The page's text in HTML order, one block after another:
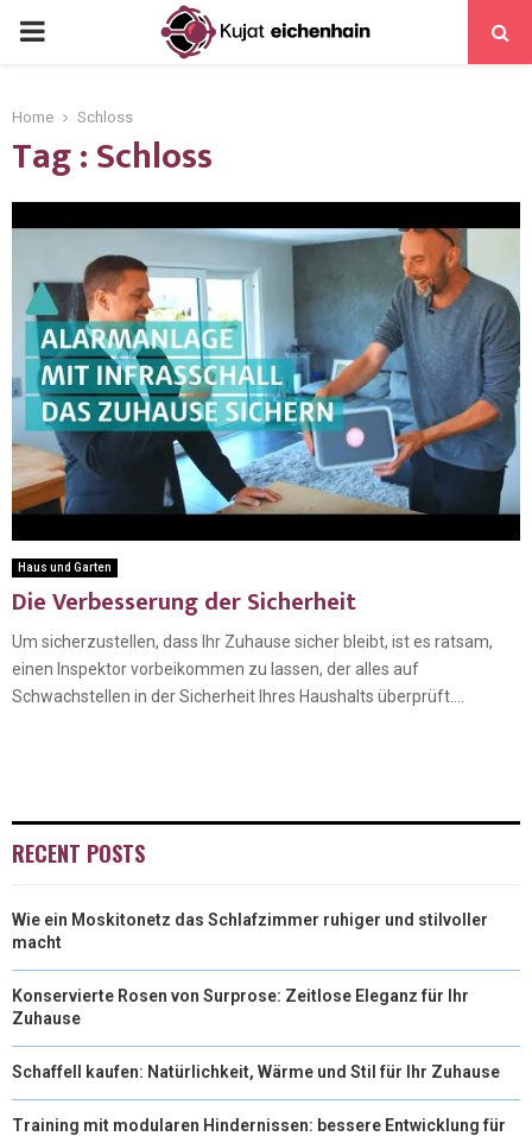
Home Schloss
Tag : Schloss
Haus und Garten
Die Verbesserung der Sicherheit
Um sicherzustellen, dass Ihr Zuhause sicher bleibt, ist es ratsam,
einen Inspektor vorbeikommen zu lassen, der alles auf
Schwachstellen in der Sicherheit Ihres Haushalts überprüft....
RECENT POSTS
Wie ein Moskitonetz das Schlafzimmer ruhiger und stilvoller
macht
Konservierte Rosen von Surprose: Zeitlose Eleganz für Ihr
Zuhause
Schaffell kaufen: Natürlichkeit, Wärme und Stil für Ihr Zuhause
Training mit modularen Hindernissen: bessere Entwicklung für